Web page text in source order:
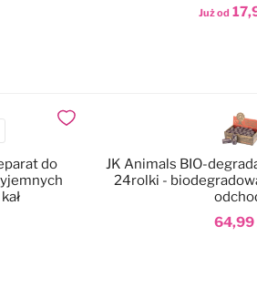
Już od
do
Dodaj do ulubionych
64,99
JK Animals BIO-
24rolki -